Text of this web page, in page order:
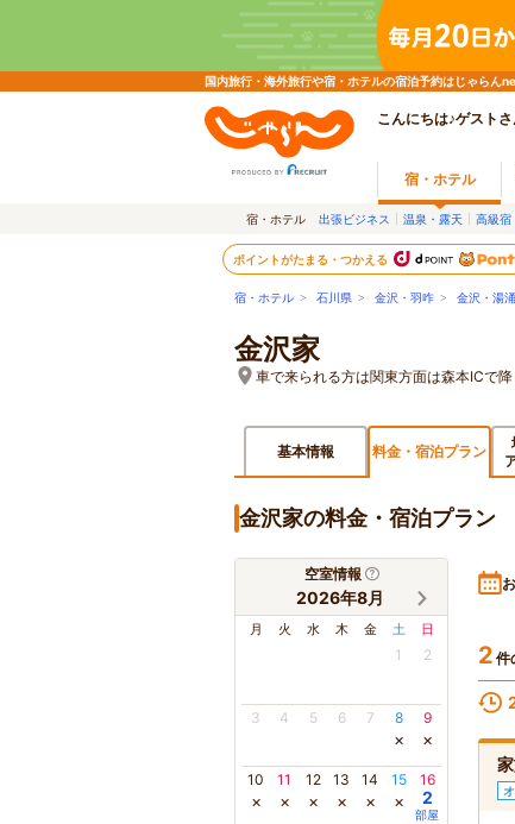
国内旅行・海外旅行や宿・ホテルの宿泊予約はじゃら
こんにちは♪ゲスト
宿・ホテル
宿・ホテル 出張ビジネス 温泉・露天 高級宿
ポイントがたまる・つかえる
宿・ホテル > 石川県 > 金沢・羽咋 > 金沢・湯涌
金沢家
車で来られる方は関東方面は森本ICで
基本情報 料金・宿泊プラン
金沢家の料金・宿泊プラン
空室情報
2026年8月
月 火 水 木 金 土 日
1 2
3 4 5 6 7 8
×
9
×
10
×
11
×
12
×
13
×
14
×
15
×
16
2
部屋
2 件